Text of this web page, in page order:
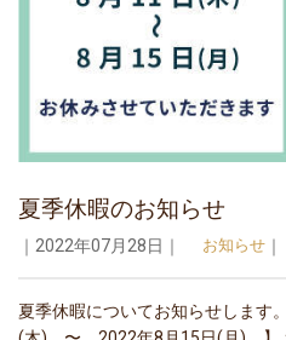
夏季休暇のお知らせ
｜2022年07月28日｜ お知らせ ｜
夏季休暇についてお知らせしま